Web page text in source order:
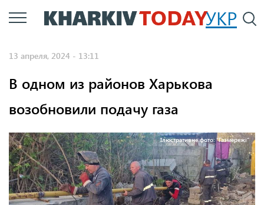
Перейти
к
УКР
13 апреля, 2024 - 13:11
В одном из районов Харькова
возобновили подачу газа
Ілюстративне фото: "Газмережі"